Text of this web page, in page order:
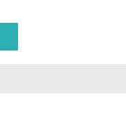
林、天然林保護、間伐＞